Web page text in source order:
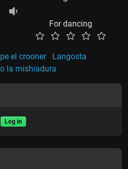
For dancing
el crooner
Langosta
la mishiadura
Log in